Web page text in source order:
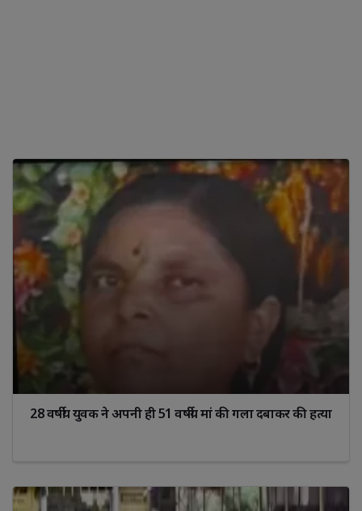
28 वर्षीय युवक ने अपनी ही 51 वर्षीय मां की गला दबाकर की हत्या